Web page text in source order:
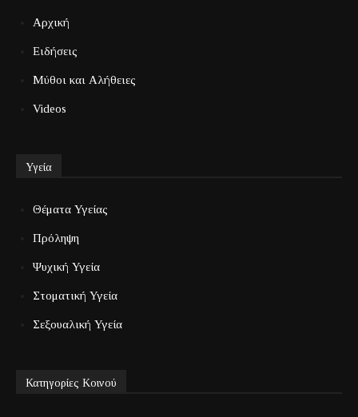
Αρχική
Ειδήσεις
Μύθοι και Αλήθειες
Videos
Υγεία
Θέματα Υγείας
Πρόληψη
Ψυχική Υγεία
Στοματική Υγεία
Σεξουαλική Υγεία
Κατηγορίες Κοινού